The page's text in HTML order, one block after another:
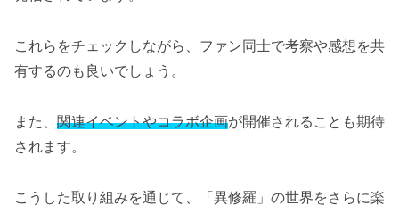
これらをチェックしながら、ファン同士で考察や感想を共
有するのも良いでしょう。
また、 関連イベントやコラボ企画が開催されることも期待
されます。
こうした取り組みを通じて、「異修羅」の世界をさらに楽